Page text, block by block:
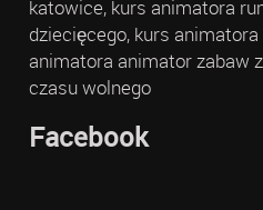
katowice, kurs animatora
dziecięcego, kurs
animatora animator zabaw
czasu wolnego
Facebook